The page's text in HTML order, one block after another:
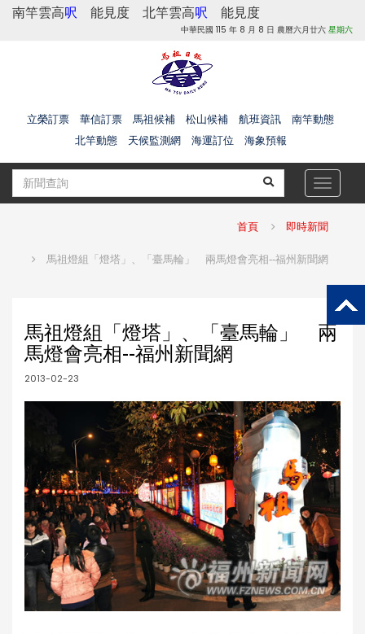
南竿雲高呎 能見度 北竿雲高呎 能見度
中華民國 115 年 8 月 8 日 農曆六月廿六 星期六
立榮訂票 華信訂票 馬祖候補 松山候補 航班資訊
南竿動態
北竿動態
天候監測網 海運訂位 海象預報
Toggle
首頁 即時新聞
馬祖燈組「燈塔」、「臺馬輪」 兩馬燈會亮相--福州新聞網
馬祖燈組「燈塔」、「臺馬輪」 兩
馬燈會亮相--福州新聞網
2013-02-23